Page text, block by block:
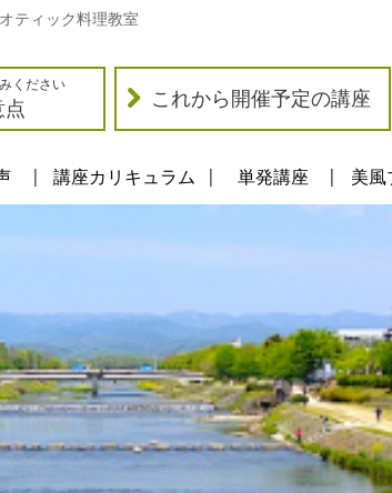
ティック料理教室
ください
これから開催予定の講座
講座カリキュラム 単発講座 美風